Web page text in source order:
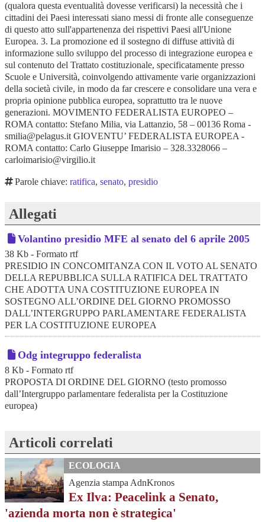
(qualora questa eventualità dovesse verificarsi) la necessità che i
cittadini dei Paesi interessati siano messi di fronte alle conseguenze
di questo atto sull'appartenenza dei rispettivi Paesi all'Unione
Europea. 3. La promozione ed il sostegno di diffuse attività di
informazione sullo sviluppo del processo di integrazione europea e
sul contenuto del Trattato costituzionale, specificatamente presso
Scuole e Università, coinvolgendo attivamente varie organizzazioni
della società civile, in modo da far crescere e consolidare una vera e
propria opinione pubblica europea, soprattutto tra le nuove
generazioni. MOVIMENTO FEDERALISTA EUROPEO –
ROMA contatto: Stefano Milia, via Lattanzio, 58 – 00136 Roma -
smilia@pelagus.it GIOVENTU’ FEDERALISTA EUROPEA -
ROMA contatto: Carlo Giuseppe Imarisio – 328.3328066 –
carloimarisio@virgilio.it
Parole chiave:ratifica,senato,presidio
Allegati
Volantino presidio MFE al senato del 6 aprile 2005
38 Kb - Formato rtf
PRESIDIO IN CONCOMITANZA CON IL VOTO AL SENATO
DELLA REPUBBLICA SULLA RATIFICA DEL TRATTATO
CHE ADOTTA UNA COSTITUZIONE EUROPEA IN
SOSTEGNO ALL’ORDINE DEL GIORNO PROMOSSO
DALL’INTERGRUPPO PARLAMENTARE FEDERALISTA
PER LA COSTITUZIONE EUROPEA
Odg integruppo federalista
8 Kb - Formato rtf
PROPOSTA DI ORDINE DEL GIORNO (testo promosso
dall’Intergruppo parlamentare federalista per la Costituzione
europea)
Articoli correlati
ECOLOGIA
Agenzia stampa AdnKronos
Ex Ilva: Peacelink a Senato,
'azienda morta non è strategica'